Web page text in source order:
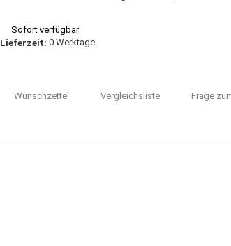
Sofort verfügbar
Lieferzeit: 0 Werktage
Wunschzettel Vergleichsliste Frage